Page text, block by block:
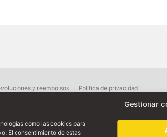
Gestionar
como las cookies para
El consentimiento de estas
y reembolsos Política de privacidad